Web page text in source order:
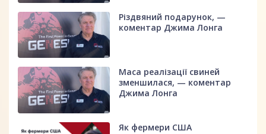
Різдвяний подарунок, —
коментар Джима Лонга
Маса реалізації свиней
зменшилася, — коментар
Джима Лонга
Як фермери США